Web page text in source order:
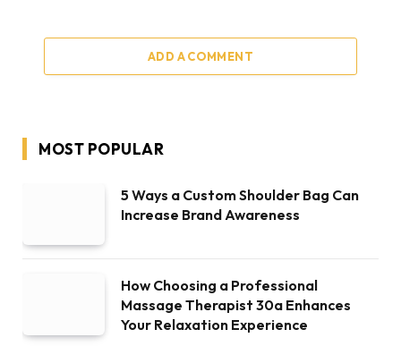
ADD A COMMENT
MOST POPULAR
5 Ways a Custom Shoulder Bag Can
Increase Brand Awareness
How Choosing a Professional
Massage Therapist 30a Enhances
Your Relaxation Experience